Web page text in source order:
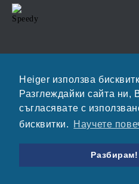
Heiger използва
Разглеждайки сайта ни,
съгласявате с
бисквитки.
Научете
Разбирам!
Нашият онлайн магазин е
Моите